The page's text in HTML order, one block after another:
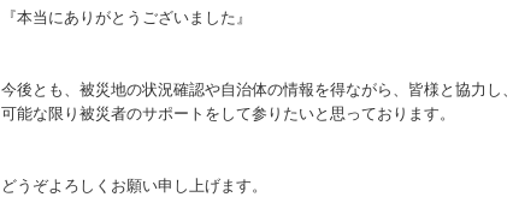
『本当にありがとうございました』
今後とも、被災地の状況確認や自治体の情報を得ながら、皆様と協力し、
可能な限り被災者のサポートをして参りたいと思っております。
どうぞよろしくお願い申し上げます。